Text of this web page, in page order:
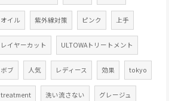
オイル 紫外線対策 ピンク 上手
レイヤーカット ULTOWAトリートメント
ボブ 人気 レディース 効果 tokyo
treatment 洗い流さない グレージュ